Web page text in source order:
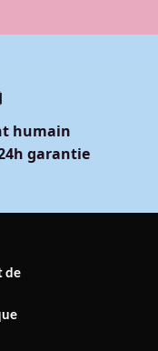
humain
garantie
de